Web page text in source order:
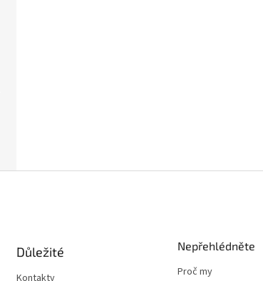
Důležité
Kontakty
Nepřehlédněte
Proč my